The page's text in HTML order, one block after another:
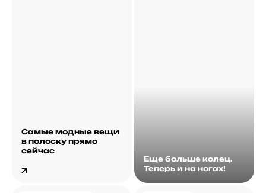
Самые модные вещи
в полоску прямо
сейчас
Еще больше колец.
Теперь и на ногах!